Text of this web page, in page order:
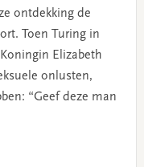
ontdekking de
Toen Turing in
Elizabeth
onlusten,
“Geef deze man